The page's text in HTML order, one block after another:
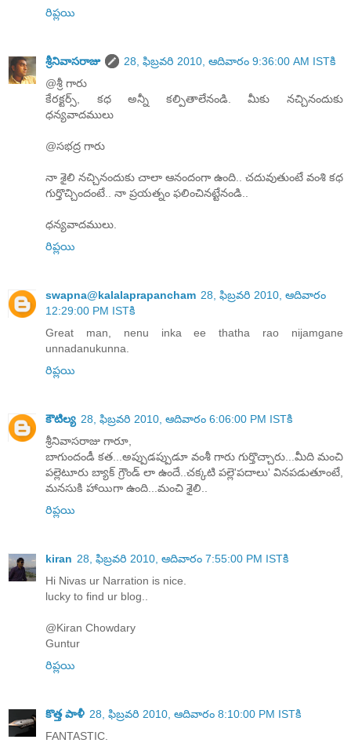
రిప్లయి
శ్రీనివాసరాజు
28, ఫిబ్రవరి 2010, ఆదివారం 9:36:00 AM ISTకి
@శ్రీ గారు
కేరక్టర్స్, కధ అన్నీ కల్పితాలేనండి. మీకు నచ్చినందుకు
ధన్యవాదములు
@సభద్ర గారు
నా శైలి నచ్చినందుకు చాలా ఆనందంగా ఉంది.. చదువుతుంటే వంశి కధ
గుర్తొచ్చిందంటే.. నా ప్రయత్నం ఫలించినట్టేనండి..
ధన్యవాదములు.
రిప్లయి
swapna@kalalaprapancham 28, ఫిబ్రవరి 2010, ఆదివారం
12:29:00 PM ISTకి
Great man, nenu inka ee thatha rao nijamgane
unnadanukunna.
రిప్లయి
కౌటిల్య 28, ఫిబ్రవరి 2010, ఆదివారం 6:06:00 PM ISTకి
శ్రీనివాసరాజు గారూ,
బాగుందండీ కత...అప్పుడప్పుడూ వంశీ గారు గుర్తొచ్చారు...మీది మంచి
పల్లెటూరు బ్యాక్ గ్రౌండ్ లా ఉందే..చక్కటి పల్లె'పదాలు' వినపడుతూంటే,
మనసుకి హాయిగా ఉంది...మంచి శైలి..
రిప్లయి
kiran 28, ఫిబ్రవరి 2010, ఆదివారం 7:55:00 PM ISTకి
Hi Nivas ur Narration is nice.
lucky to find ur blog..
@Kiran Chowdary
Guntur
రిప్లయి
కొత్త పాళీ 28, ఫిబ్రవరి 2010, ఆదివారం 8:10:00 PM ISTకి
FANTASTIC.